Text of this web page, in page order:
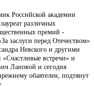
Российской академии
различных
премий -
заслуги перед Отечеством»
Невского и другими
встречи» и
Лановой и сегодня
обаятелен, подтянут